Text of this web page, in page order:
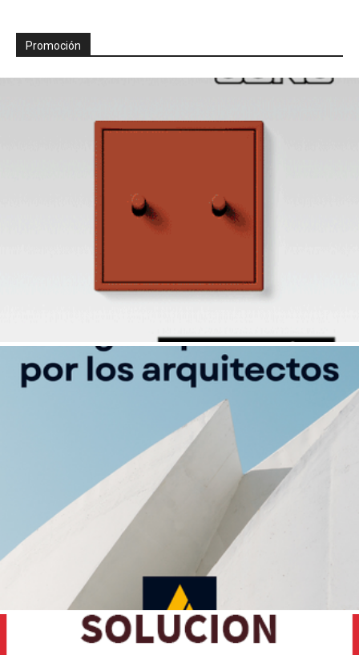
Promoción